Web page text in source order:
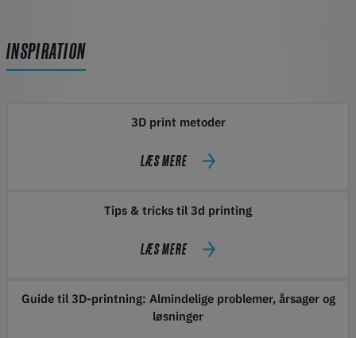
INSPIRATION
3D print metoder
LÆS MERE
Tips & tricks til 3d printing
LÆS MERE
Guide til 3D-printning: Almindelige problemer, årsager og
løsninger